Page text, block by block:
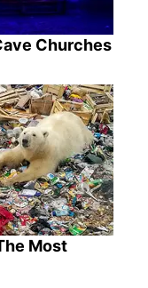
Churches
Most